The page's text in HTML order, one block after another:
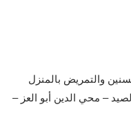
والتمريض بالمنزل
نادي الصيد – محي الدين أبو العز –